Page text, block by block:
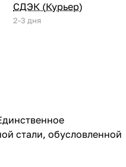
СДЭК (Курьер)
2-3 дня
стали, обусловленной